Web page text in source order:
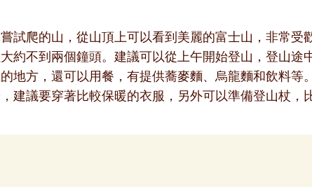
試爬的山，從山頂上可以看到美麗的富士山，非常受
約不到兩個鐘頭。建議可以從上午開始登山，登山途
地方，還可以用餐，有提供蕎麥麵、烏龍麵和飲料等
建議要穿著比較保暖的衣服，另外可以準備登山杖，